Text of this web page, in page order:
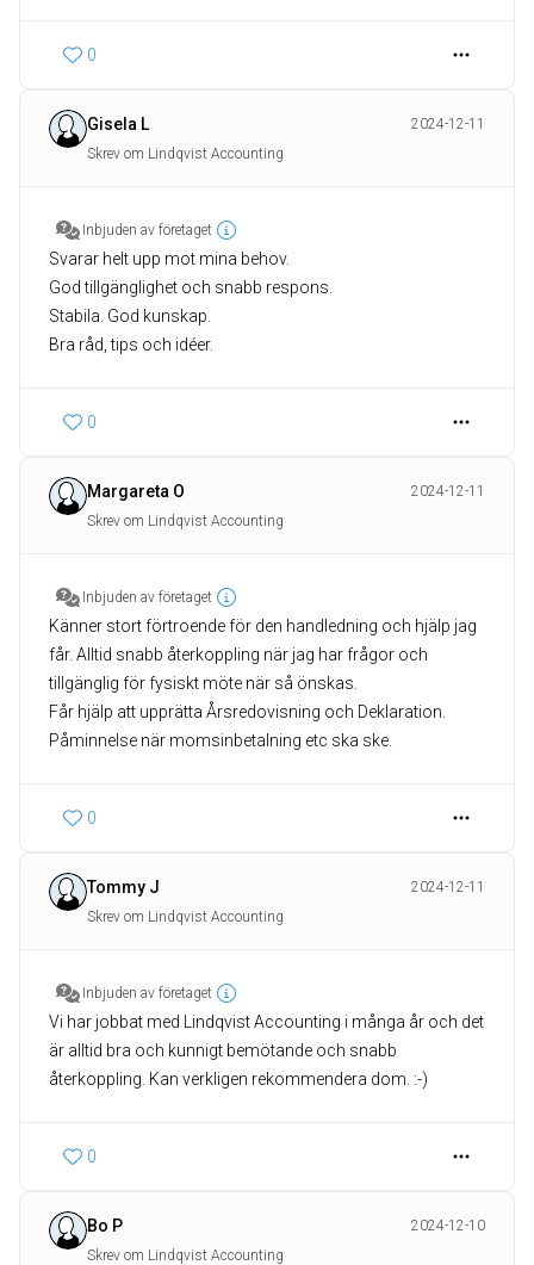
0
Gisela L
2024-12-11
Skrev om Lindqvist Accounting
Inbjuden av företaget
Svarar helt upp mot mina behov.
God tillgänglighet och snabb respons.
Stabila. God kunskap.
Bra råd, tips och idéer.
0
Margareta O
2024-12-11
Skrev om Lindqvist Accounting
Inbjuden av företaget
Känner stort förtroende för den handledning och hjälp jag
får. Alltid snabb återkoppling när jag har frågor och
tillgänglig för fysiskt möte när så önskas.
Får hjälp att upprätta Årsredovisning och Deklaration.
Påminnelse när momsinbetalning etc ska ske.
0
Tommy J
2024-12-11
Skrev om Lindqvist Accounting
Inbjuden av företaget
Vi har jobbat med Lindqvist Accounting i många år och det
är alltid bra och kunnigt bemötande och snabb
återkoppling. Kan verkligen rekommendera dom. :-)
0
Bo P
2024-12-10
Skrev om Lindqvist Accounting